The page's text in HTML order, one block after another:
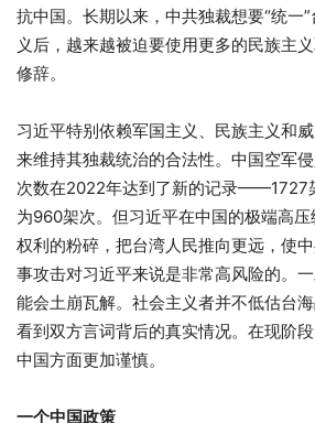
抗中国。长期以来，中共独裁想要“统一
义后，越来越被迫要使用更多的民族主
修辞。
习近平特别依赖军国主义、民族主义和
来维持其独裁统治的合法性。中国空军
次数在2022年达到了新的记录——1727
为960架次。但习近平在中国的极端高
权利的粉碎，把台湾人民推向更远，使
事攻击对习近平来说是非常高风险的。
能会土崩瓦解。社会主义者并不低估台
看到双方言词背后的真实情况。在现阶
中国方面更加谨慎。
一个中国政策